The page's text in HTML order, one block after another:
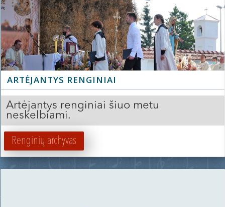
ARTĖJANTYS RENGINIAI
Artėjantys renginiai šiuo metu
neskelbiami.
Renginių archyvas